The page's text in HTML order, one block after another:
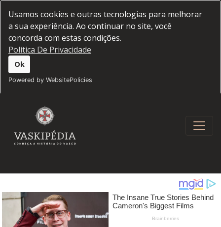
Usamos cookies e outras tecnologias para melhorar
a sua experiência. Ao continuar no site, você
concorda com estas condições.
Política De Privacidade
Ok
Powered by WebsitePolicies